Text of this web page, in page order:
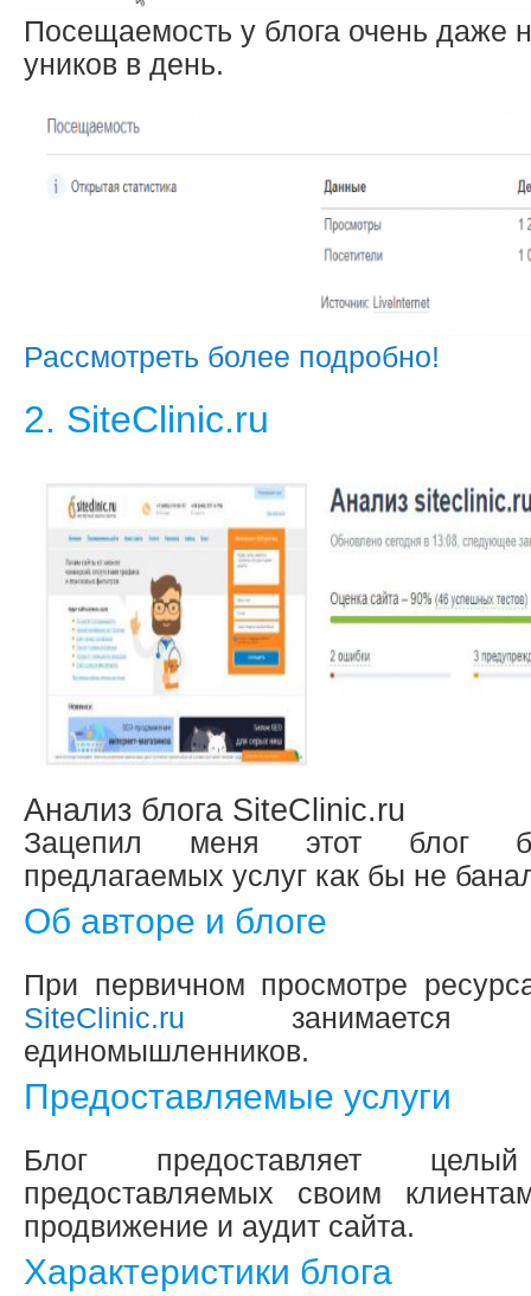
Посещаемость у блога очень даже
уников в день.
Рассмотреть более подробно!
2. SiteClinic.ru
Анализ блога SiteClinic.ru
Зацепил меня этот блог
предлагаемых услуг как бы не
Об авторе и блоге
При первичном просмотре
SiteClinic.ru
единомышленников.
Предоставляемые услуги
Блог предоставляет
предоставляемых своим
продвижение и аудит сайта.
Характеристики блога